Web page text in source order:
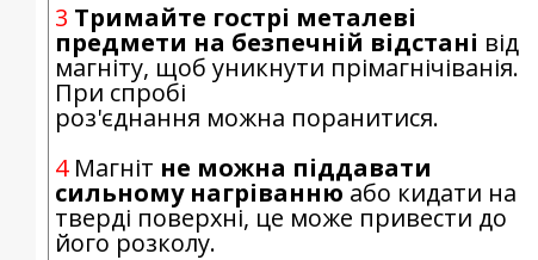
3 Тримайте гострі металеві
предмети на безпечній відстані від
магніту, щоб уникнути прімагнічіванія.
При спробі
роз'єднання можна поранитися.
4 Магніт не можна піддавати
сильному нагріванню або кидати на
тверді поверхні, це може привести до
його розколу.